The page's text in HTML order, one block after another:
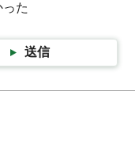
た
送信